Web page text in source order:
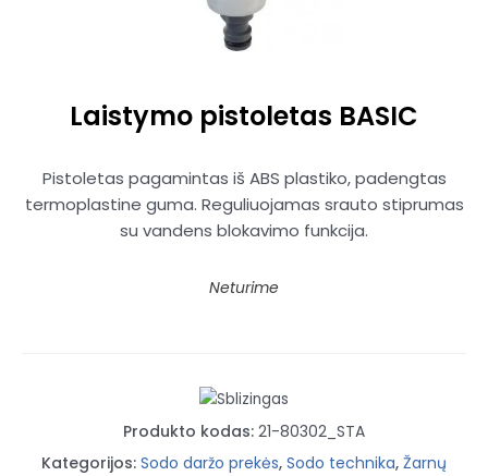
Laistymo pistoletas BASIC
Pistoletas pagamintas iš ABS plastiko, padengtas
termoplastine guma. Reguliuojamas srauto stiprumas
su vandens blokavimo funkcija.
Neturime
Produkto kodas: 21-80302_STA
Kategorijos: Sodo daržo prekės, Sodo technika, Žarnų